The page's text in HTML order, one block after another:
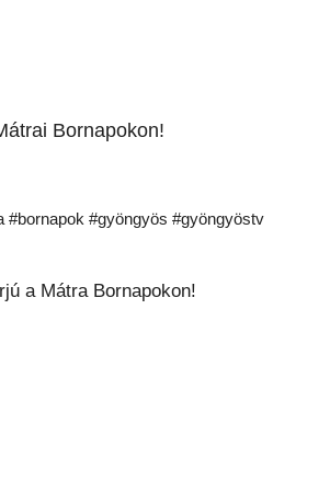
Bornapokon!
#bornapok #gyöngyös #gyöngyöstv